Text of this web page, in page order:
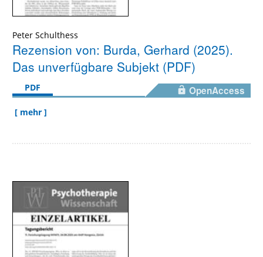
Peter Schulthess
Rezension von: Burda, Gerhard (2025).
Das unverfügbare Subjekt (PDF)
PDF OpenAccess
[ mehr ]